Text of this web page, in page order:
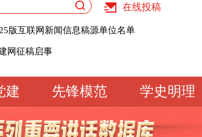
在线投稿
版权和用稿问题的声明
版互联网新闻信息稿源单位名单
版权和用稿问题的声明
建》杂志征稿启事
网征稿启事
网征稿启事
建 先锋模范
学史明理
经验交流 文明实践